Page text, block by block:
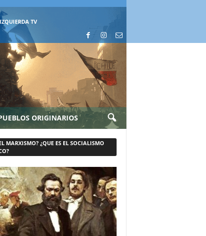
IZQUIERDA TV
ORIGINARIOS
MARXISMO? ¿QUE ES EL SOCIALISMO